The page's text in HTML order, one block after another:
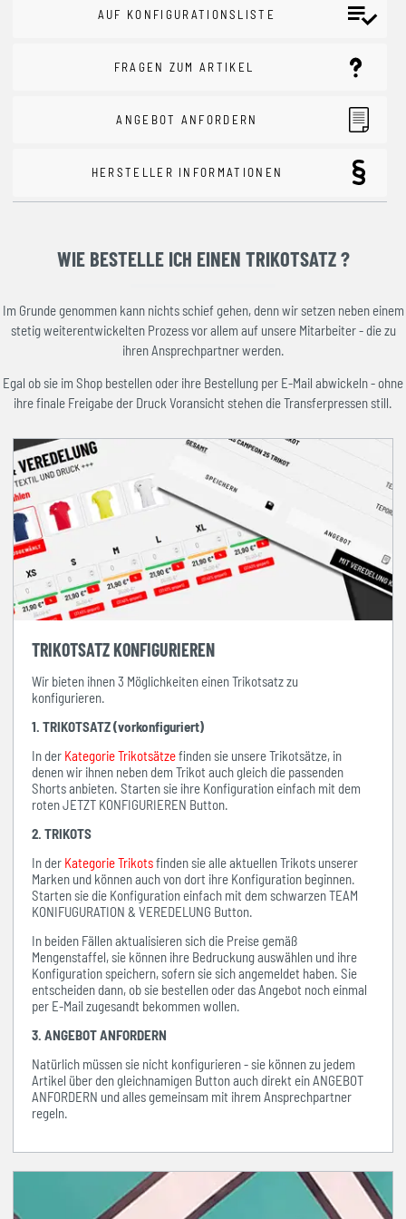
AUF KONFIGURATIONSLISTE
FRAGEN ZUM ARTIKEL
ANGEBOT ANFORDERN
HERSTELLER INFORMATIONEN
WIE BESTELLE ICH EINEN TRIKOTSATZ ?
Im Grunde genommen kann nichts schief gehen, denn wir setzen neben einem
stetig weiterentwickelten Prozess vor allem auf unsere Mitarbeiter - die zu
ihren Ansprechpartner werden.
Egal ob sie im Shop bestellen oder ihre Bestellung per E-Mail abwickeln - ohne
ihre finale Freigabe der Druck Voransicht stehen die Transferpressen still.
TRIKOTSATZ KONFIGURIEREN
Wir bieten ihnen 3 Möglichkeiten einen Trikotsatz zu
konfigurieren.
1. TRIKOTSATZ (vorkonfiguriert)
In der Kategorie Trikotsätzefinden sie unsere Trikotsätze, in
denen wir ihnen neben dem Trikot auch gleich die passenden
Shorts anbieten. Starten sie ihre Konfiguration einfach mit dem
roten JETZT KONFIGURIEREN Button.
2. TRIKOTS
In der Kategorie Trikotsfinden sie alle aktuellen Trikots unserer
Marken und können auch von dort ihre Konfiguration beginnen.
Starten sie die Konfiguration einfach mit dem schwarzen TEAM
KONIFUGURATION & VEREDELUNG Button.
In beiden Fällen aktualisieren sich die Preise gemäß
Mengenstaffel, sie können ihre Bedruckung auswählen und ihre
Konfiguration speichern, sofern sie sich angemeldet haben. Sie
entscheiden dann, ob sie bestellen oder das Angebot noch einmal
per E-Mail zugesandt bekommen wollen.
3. ANGEBOT ANFORDERN
Natürlich müssen sie nicht konfigurieren - sie können zu jedem
Artikel über den gleichnamigen Button auch direkt ein ANGEBOT
ANFORDERN und alles gemeinsam mit ihrem Ansprechpartner
regeln.